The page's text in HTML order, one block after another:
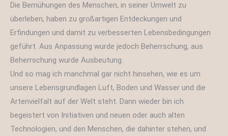
Die Bemühungen des Menschen, in seiner Umwelt zu
überleben, haben zu großartigen Entdeckungen und
Erfindungen und damit zu verbesserten Lebensbedingungen
geführt. Aus Anpassung wurde jedoch Beherrschung, aus
Beherrschung wurde Ausbeutung.
Und so mag ich manchmal gar nicht hinsehen, wie es um
unsere Lebensgrundlagen Luft, Boden und Wasser und die
Artenvielfalt auf der Welt steht. Dann wieder bin ich
begeistert von Initiativen und neuen oder auch alten
Technologien, und den Menschen, die dahinter stehen, und